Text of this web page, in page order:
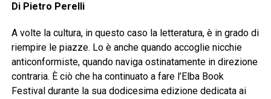
Di Pietro Perelli
A volte la cultura, in questo caso la letteratura, è in grado di
riempire le piazze. Lo è anche quando accoglie nicchie
anticonformiste, quando naviga ostinatamente in direzione
contraria. È ciò che ha continuato a fare l’Elba Book
Festival durante la sua dodicesima edizione dedicata ai